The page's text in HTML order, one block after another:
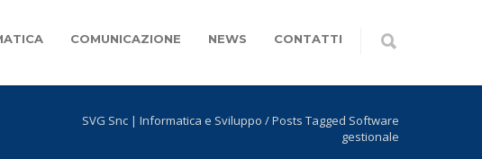
COMUNICAZIONE NEWS CONTATTI
SVG Snc | Informatica e Sviluppo /Posts Tagged Software
gestionale